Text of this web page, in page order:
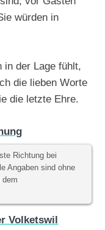
würden in
in der Lage fühlt,
die lieben Worte
die letzte Ehre.
Richtung bei
Angaben sind ohne
dem
Volketswil